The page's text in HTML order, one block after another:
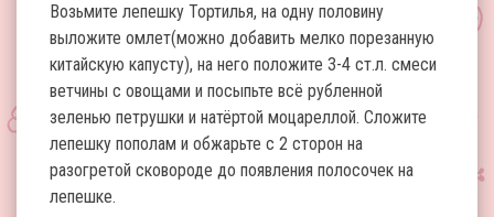
Возьмите лепешку Тортилья, на одну половину
выложите омлет(можно добавить мелко порезанную
китайскую капусту), на него положите 3-4 ст.л. смеси
ветчины с овощами и посыпьте всё рубленной
зеленью петрушки и натёртой моцареллой. Сложите
лепешку пополам и обжарьте с 2 сторон на
разогретой сковороде до появления полосочек на
лепешке.